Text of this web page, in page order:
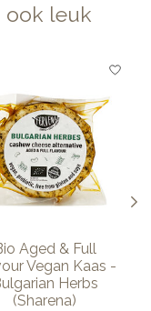
ook leuk
Aged & Full
Vegan Kaas -
Herbs
(Sharena)